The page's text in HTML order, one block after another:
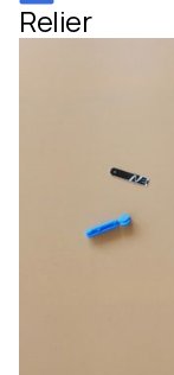
Relier